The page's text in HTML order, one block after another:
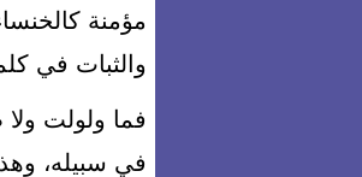
مؤمنة
والثبات في
فما ولولت
في سبيله،